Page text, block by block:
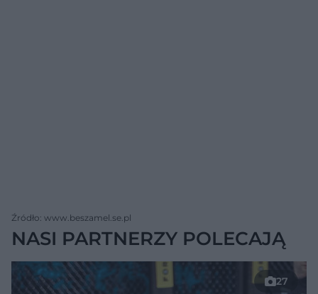
Źródło: www.beszamel.se.pl
NASI PARTNERZY POLECAJĄ
27